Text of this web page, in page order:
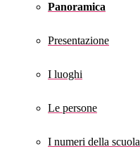
Panoramica
Presentazione
I luoghi
Le persone
I numeri della scuola